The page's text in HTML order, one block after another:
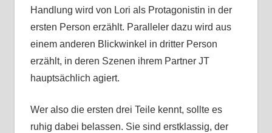
Handlung wird von Lori als Protagonistin in der
ersten Person erzählt. Paralleler dazu wird aus
einem anderen Blickwinkel in dritter Person
erzählt, in deren Szenen ihrem Partner JT
hauptsächlich agiert.
Wer also die ersten drei Teile kennt, sollte es
ruhig dabei belassen. Sie sind erstklassig, der